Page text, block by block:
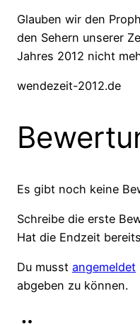
Glauben wir den
den Sehern unserer
Jahres 2012 nicht
wendezeit-2012.de
Es gibt noch keine
Schreibe die erste
Hat die Endzeit
Du musst angemeldet
abgeben zu können.